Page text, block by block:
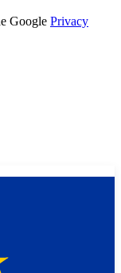
Google Privacy